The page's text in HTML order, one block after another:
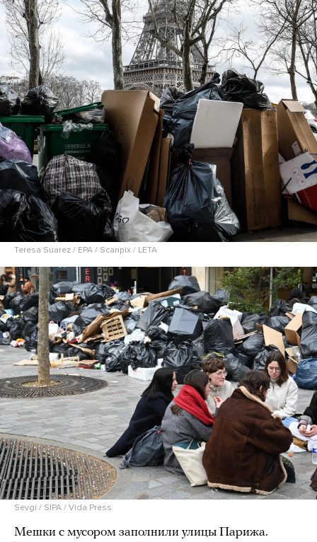
Teresa Suarez / EPA / Scanpix / LETA
Sevgi / SIPA / Vida Press
Мешки с мусором заполнили улицы Парижа.